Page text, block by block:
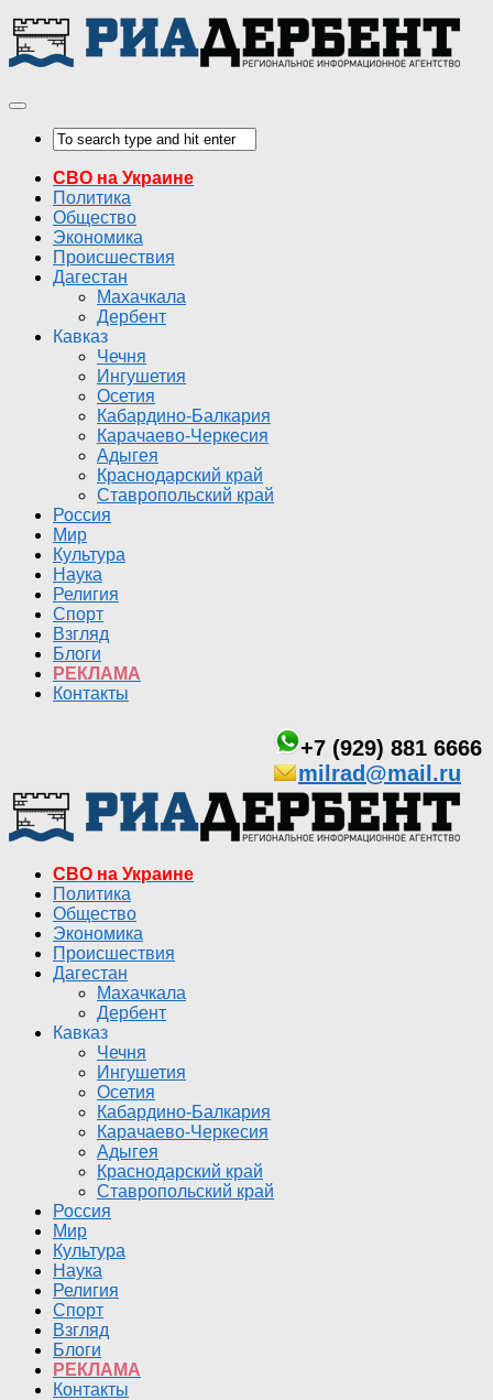
СВО на Украине
Политика
Общество
Экономика
Происшествия
Дагестан
Махачкала
Дербент
Кавказ
Чечня
Ингушетия
Осетия
Кабардино-Балкария
Карачаево-Черкесия
Адыгея
Краснодарский край
Ставропольский край
Россия
Мир
Культура
Наука
Религия
Спорт
Взгляд
Блоги
РЕКЛАМА
Контакты
+7 (929) 881 6666
milrad@mail.ru
СВО на Украине
Политика
Общество
Экономика
Происшествия
Дагестан
Махачкала
Дербент
Кавказ
Чечня
Ингушетия
Осетия
Кабардино-Балкария
Карачаево-Черкесия
Адыгея
Краснодарский край
Ставропольский край
Россия
Мир
Культура
Наука
Религия
Спорт
Взгляд
Блоги
РЕКЛАМА
Контакты